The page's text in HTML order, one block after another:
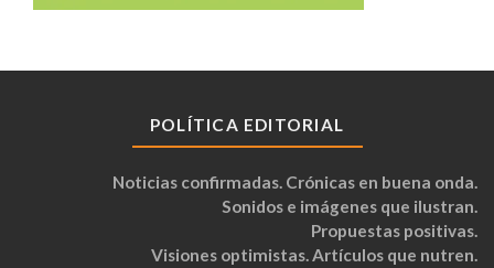
POLÍTICA EDITORIAL
Noticias confirmadas. Crónicas en buena onda.
Sonidos e imágenes que ilustran.
Propuestas positivas.
Visiones optimistas. Artículos que nutren.